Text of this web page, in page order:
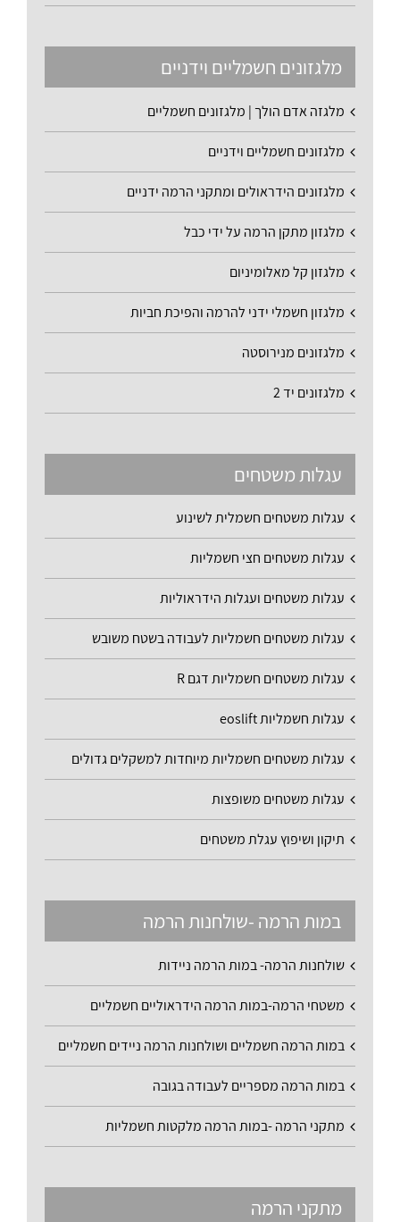
מלגזונים חשמליים וידניים
מלגזה אדם הולך | מלגזונים חשמליים
מלגזונים חשמליים וידניים
מלגזונים הידראולים ומתקני הרמה ידניים
מלגזון מתקן הרמה על ידי כבל
מלגזון קל מאלומיניום
מלגזון חשמלי ידני להרמה והפיכת חביות
מלגזונים מנירוסטה
מלגזונים יד 2
עגלות משטחים
עגלות משטחים חשמלית לשינוע
עגלות משטחים חצי חשמליות
עגלות משטחים ועגלות הידראוליות
עגלות משטחים חשמליות לעבודה בשטח משובש
עגלות משטחים חשמליות דגם R
עגלות חשמליות eoslift
עגלות משטחים חשמליות מיוחדות למשקלים גדולים
עגלות משטחים משופצות
תיקון ושיפוץ עגלת משטחים
במות הרמה -שולחנות הרמה
שולחנות הרמה- במות הרמה ניידות
משטחי הרמה-במות הרמה הידראוליים חשמליים
במות הרמה חשמליים ושולחנות הרמה ניידים חשמליים
במות הרמה מספריים לעבודה בגובה
מתקני הרמה -במות הרמה מלקטות חשמליות
מתקני הרמה